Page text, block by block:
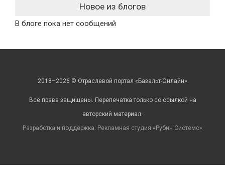
Новое из блогов
В блоге пока нет сообщений
2018–2026 © Отраслевой портал «Базальт-Онлайн»
Все права защищены. Перепечатка только со ссылкой на
авторский материал.
Разработка и поддержка: Рекламная студия « Рубин Системс»